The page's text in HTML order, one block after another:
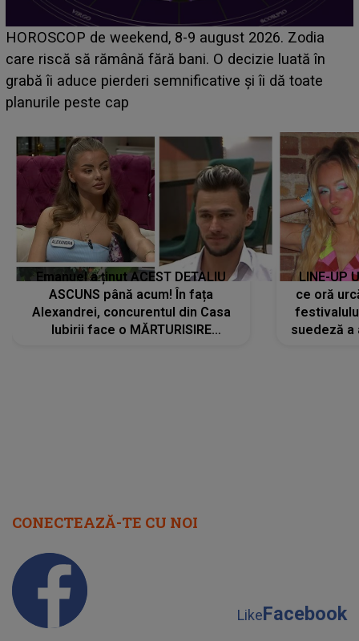
HOROSCOP de weekend, 8-9 august 2026. Zodia
care riscă să rămână fără bani. O decizie luată în
grabă îi aduce pierderi semnificative și îi dă toate
planurile peste cap
Emanuel a ținut ACEST DETALIU
ASCUNS până acum! În fața
Alexandrei, concurentul din Casa
Iubirii face o MĂRTURISIRE
LINE-UP
ce oră
suedeză a
CONECTEAZĂ-TE CU NOI
LikeFacebook